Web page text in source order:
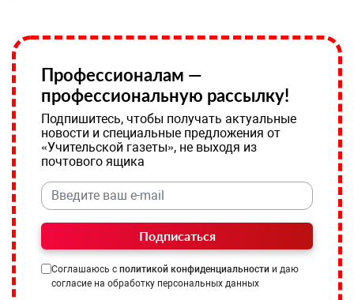
Профессионалам —
профессиональную рассылку!
Подпишитесь, чтобы получать актуальные
новости и специальные предложения от
«Учительской газеты», не выходя из
почтового ящика
Подписаться
Соглашаюсь с политикой конфиденциальности и даю
согласие на обработку персональных данных